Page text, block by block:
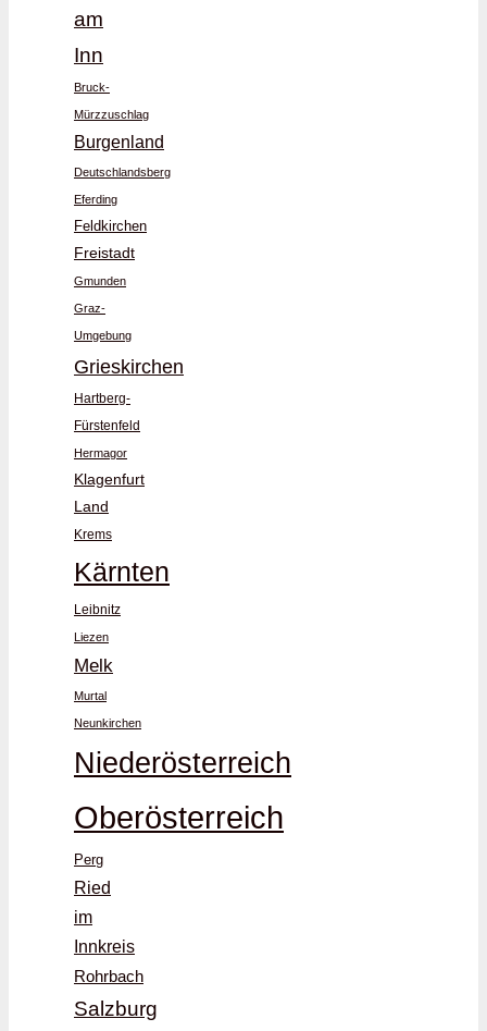
am
Inn
Bruck-
Mürzzuschlag
Burgenland
Deutschlandsberg
Eferding
Feldkirchen
Freistadt
Gmunden
Graz-
Umgebung
Grieskirchen
Hartberg-
Fürstenfeld
Hermagor
Klagenfurt
Land
Krems
Kärnten
Leibnitz
Liezen
Melk
Murtal
Neunkirchen
Niederösterreich
Oberösterreich
Perg
Ried
im
Innkreis
Rohrbach
Salzburg